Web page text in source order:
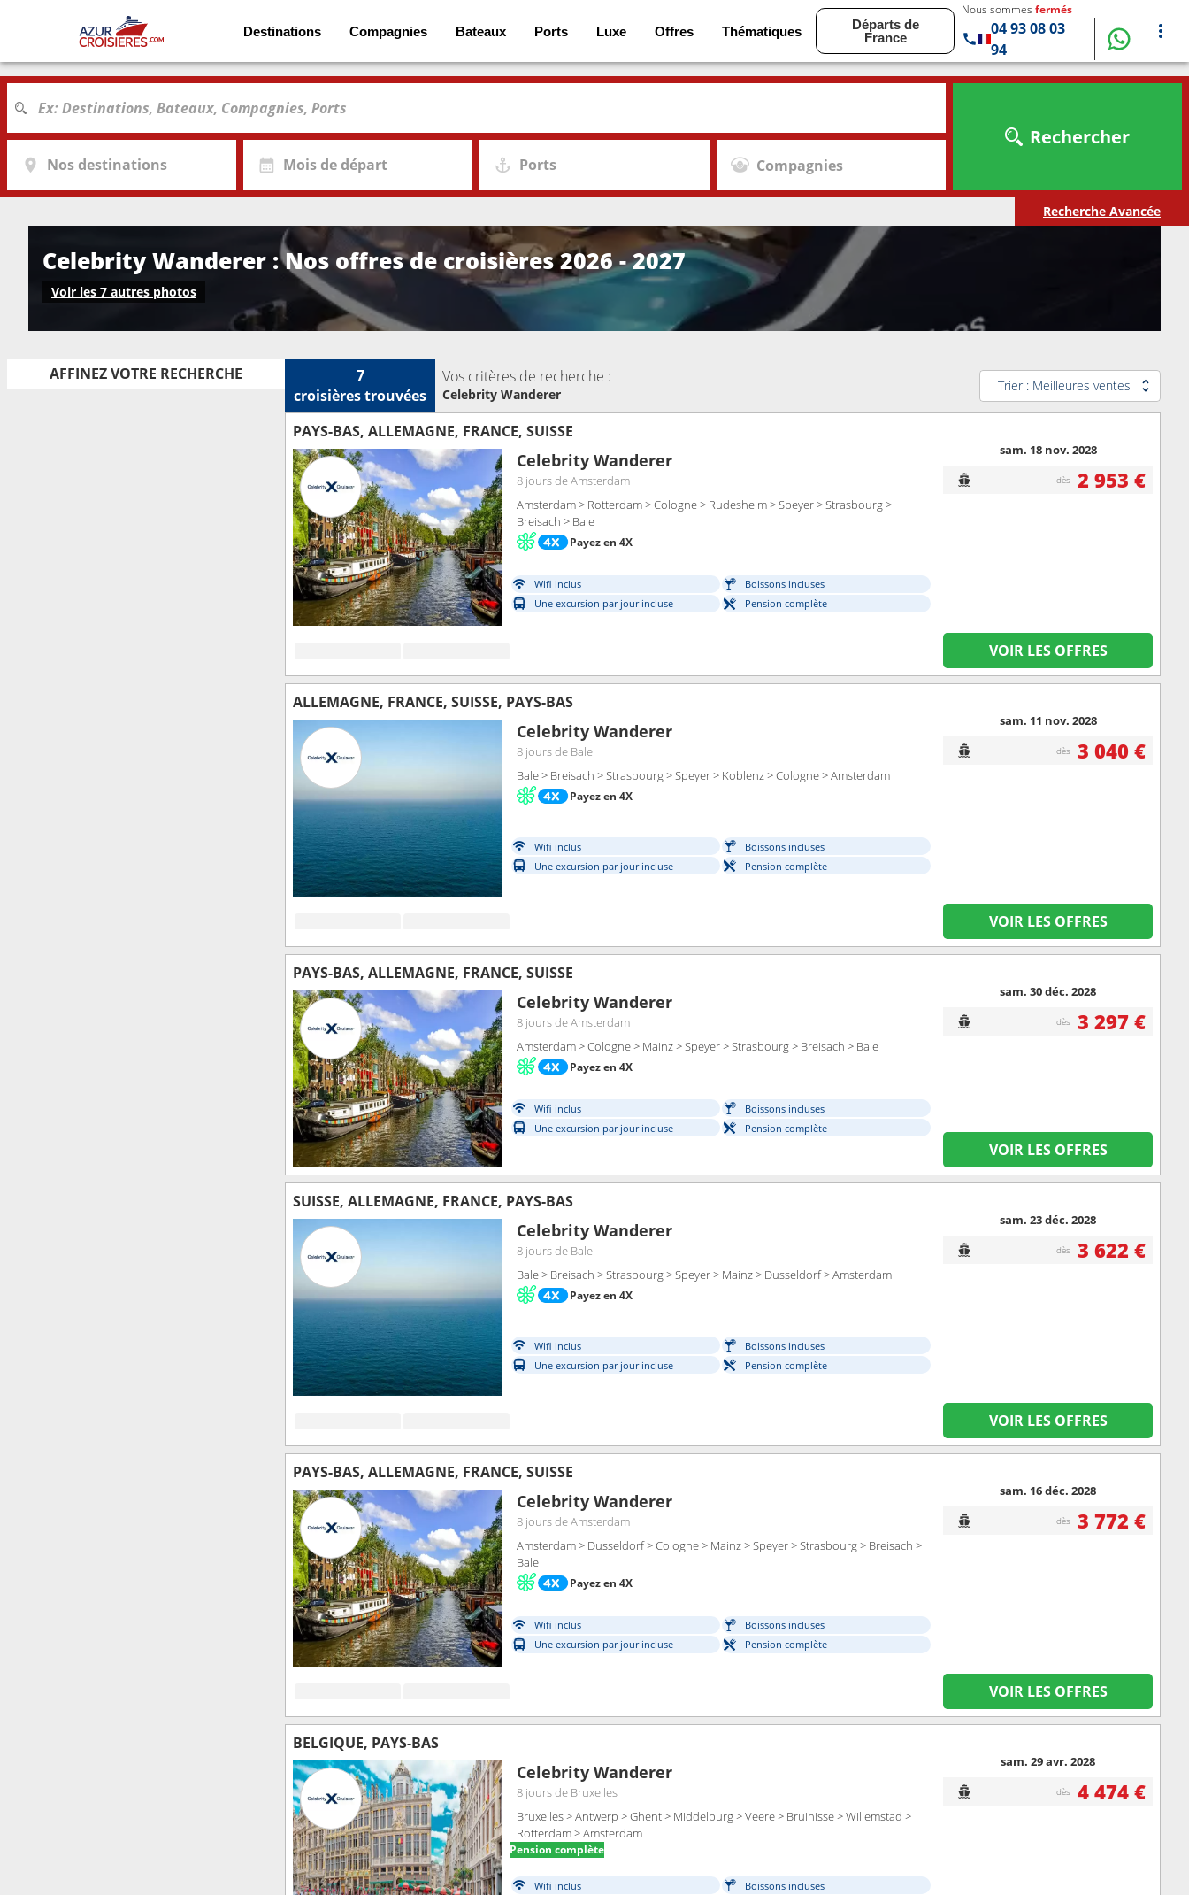
Destinations Compagnies Bateaux Ports Luxe Offres Thématiques
Départs de
France
Nous sommes fermés
04 93 08 03
94
Nos destinations Mois de départ Ports Compagnies
Rechercher
Recherche Avancée
Celebrity Wanderer : Nos offres de croisières 2026 - 2027
Voir les 7 autres photos
AFFINEZ VOTRE RECHERCHE
7
croisièrestrouvées
Vos critères de recherche :
Celebrity Wanderer
Trier : Meilleures ventes
PAYS-BAS, ALLEMAGNE, FRANCE, SUISSE
Celebrity Wanderer
8 joursde Amsterdam
Amsterdam > Rotterdam > Cologne > Rudesheim > Speyer > Strasbourg >
Breisach > Bale
Payez en 4X
Wifi inclus
Boissons incluses
Une excursion par jour incluse
Pension complète
sam. 18 nov. 2028
dès 2 953 €
VOIR LES OFFRES
ALLEMAGNE, FRANCE, SUISSE, PAYS-BAS
Celebrity Wanderer
8 joursde Bale
Bale > Breisach > Strasbourg > Speyer > Koblenz > Cologne > Amsterdam
Payez en 4X
Wifi inclus
Boissons incluses
Une excursion par jour incluse
Pension complète
sam. 11 nov. 2028
dès 3 040 €
VOIR LES OFFRES
PAYS-BAS, ALLEMAGNE, FRANCE, SUISSE
Celebrity Wanderer
8 joursde Amsterdam
Amsterdam > Cologne > Mainz > Speyer > Strasbourg > Breisach > Bale
Payez en 4X
Wifi inclus
Boissons incluses
Une excursion par jour incluse
Pension complète
sam. 30 déc. 2028
dès 3 297 €
VOIR LES OFFRES
SUISSE, ALLEMAGNE, FRANCE, PAYS-BAS
Celebrity Wanderer
8 joursde Bale
Bale > Breisach > Strasbourg > Speyer > Mainz > Dusseldorf > Amsterdam
Payez en 4X
Wifi inclus
Boissons incluses
Une excursion par jour incluse
Pension complète
sam. 23 déc. 2028
dès 3 622 €
VOIR LES OFFRES
PAYS-BAS, ALLEMAGNE, FRANCE, SUISSE
Celebrity Wanderer
8 joursde Amsterdam
Amsterdam > Dusseldorf > Cologne > Mainz > Speyer > Strasbourg > Breisach >
Bale
Payez en 4X
Wifi inclus
Boissons incluses
Une excursion par jour incluse
Pension complète
sam. 16 déc. 2028
dès 3 772 €
VOIR LES OFFRES
BELGIQUE, PAYS-BAS
Celebrity Wanderer
8 joursde Bruxelles
Bruxelles > Antwerp > Ghent > Middelburg > Veere > Bruinisse > Willemstad >
Rotterdam > Amsterdam
Pension complète
Wifi inclus
Boissons incluses
sam. 29 avr. 2028
dès 4 474 €